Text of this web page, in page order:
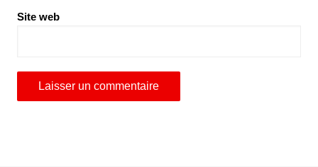
Site web